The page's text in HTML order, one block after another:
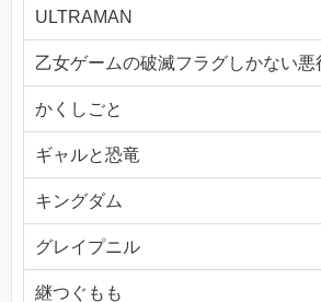
ULTRAMAN
乙女ゲームの破滅フラグしかない
かくしごと
ギャルと恐竜
キングダム
グレイプニル
継つぐもも